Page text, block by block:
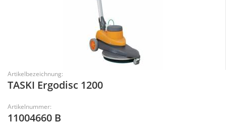
Artikelbezeichnung:
TASKI Ergodisc 1200
Artikelnummer:
11004660 B